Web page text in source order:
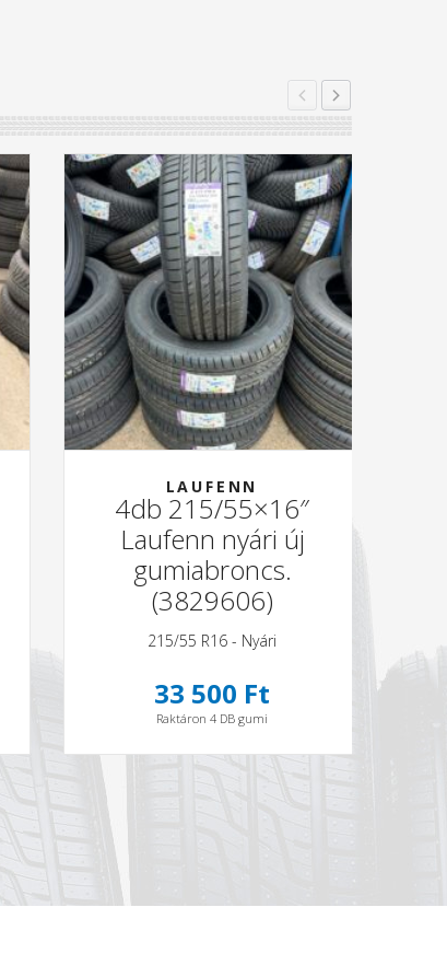
LAUFENN
4db 215/55×16″
Laufenn nyári új
gumiabroncs.
(3829606)
215/55 R16 - Nyári
33 500 Ft
Raktáron 4 DB gumi